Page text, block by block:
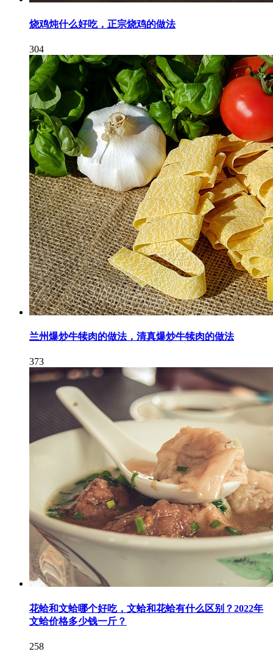
烧鸡炖什么好吃，正宗烧鸡的做法
304
兰州爆炒牛犊肉的做法，清真爆炒牛犊肉的做法
373
花蛤和文蛤哪个好吃，文蛤和花蛤有什么区别？2022年
文蛤价格多少钱一斤？
258